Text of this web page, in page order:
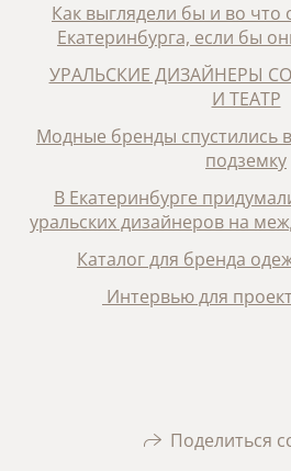
Как выглядели бы и во что
Екатеринбурга, если бы
УРАЛЬСКИЕ ДИЗАЙНЕРЫ
И ТЕАТР
Модные бренды спустились
подземку
В Екатеринбурге
уральских дизайнеров на
Каталог для бренда
Интервью для
Поделиться